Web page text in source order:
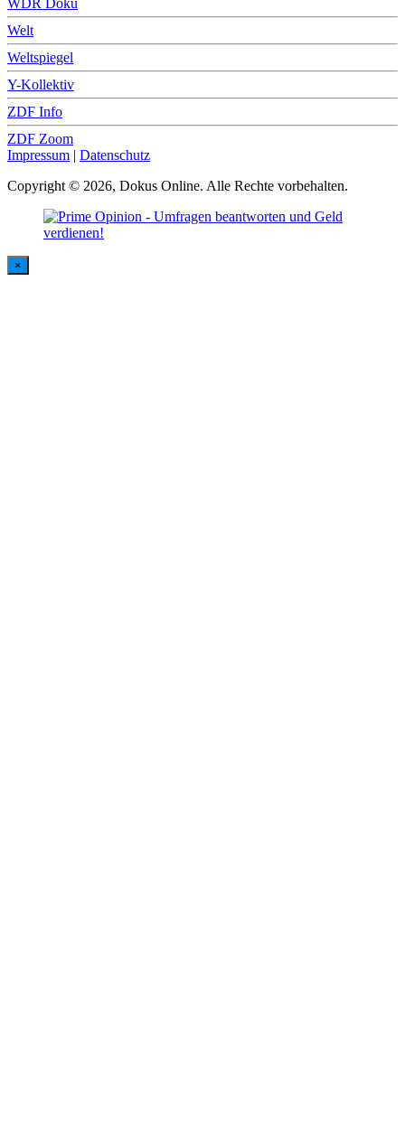
Welt
Weltspiegel
Y-Kollektiv
ZDF Info
ZDF Zoom
Impressum | Datenschutz
Copyright © 2026, Dokus Online. Alle Rechte vorbehalten.
×